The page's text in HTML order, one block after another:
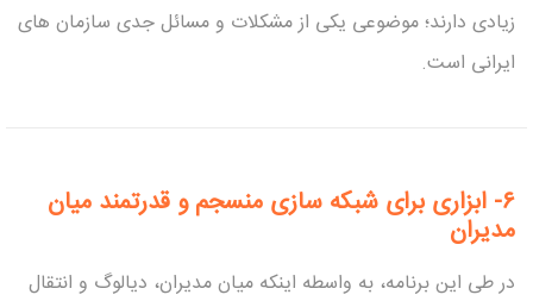
زیادی دارند؛ موضوعی یکی از مشکلات و مسائل جدی سازمان های
ایرانی است.
۶- ابزاری برای شبکه سازی منسجم و قدرتمند میان
مدیران
در طی این برنامه، به واسطه اینکه میان مدیران، دیالوگ و انتقال